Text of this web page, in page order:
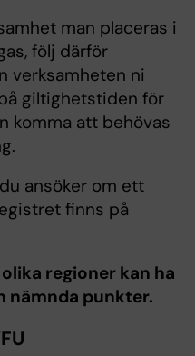
man placeras i
följ därför
verksamheten ni
giltighetstiden för
komma att behövas
ansöker om ett
finns på
regioner kan ha
nämnda punkter.